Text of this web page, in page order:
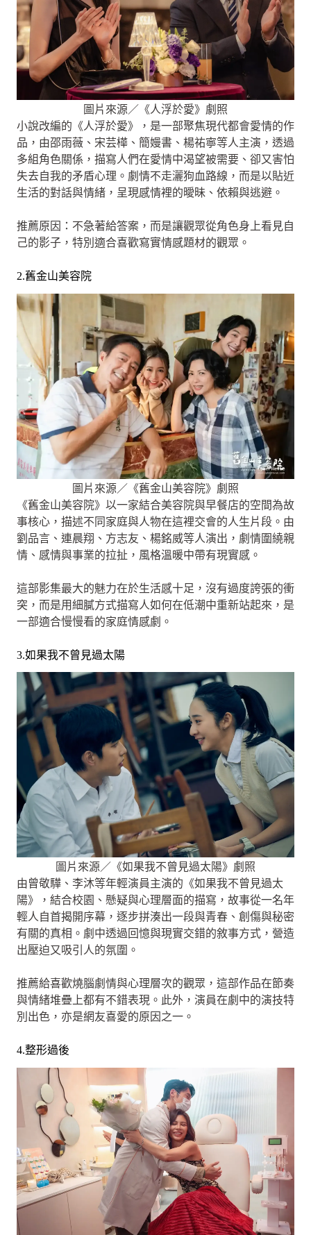
圖片來源／《人浮於愛》劇照
小說改編的《人浮於愛》，是一部聚焦現代都會愛情的作
品，由邵雨薇、宋芸樺、簡嫚書、楊祐寧等人主演，透過
多組角色關係，描寫人們在愛情中渴望被需要、卻又害怕
失去自我的矛盾心理。劇情不走灑狗血路線，而是以貼近
生活的對話與情緒，呈現感情裡的曖昧、依賴與逃避。
推薦原因：不急著給答案，而是讓觀眾從角色身上看見自
己的影子，特別適合喜歡寫實情感題材的觀眾。
2.舊金山美容院
圖片來源／《舊金山美容院》劇照
《舊金山美容院》以一家結合美容院與早餐店的空間為故
事核心，描述不同家庭與人物在這裡交會的人生片段。由
劉品言、連晨翔、方志友、楊銘威等人演出，劇情圍繞親
情、感情與事業的拉扯，風格溫暖中帶有現實感。
這部影集最大的魅力在於生活感十足，沒有過度誇張的衝
突，而是用細膩方式描寫人如何在低潮中重新站起來，是
一部適合慢慢看的家庭情感劇。
3.如果我不曾見過太陽
圖片來源／《如果我不曾見過太陽》劇照
由曾敬驊、李沐等年輕演員主演的《如果我不曾見過太
陽》，結合校園、懸疑與心理層面的描寫，故事從一名年
輕人自首揭開序幕，逐步拼湊出一段與青春、創傷與秘密
有關的真相。劇中透過回憶與現實交錯的敘事方式，營造
出壓迫又吸引人的氛圍。
推薦給喜歡燒腦劇情與心理層次的觀眾，這部作品在節奏
與情緒堆疊上都有不錯表現。此外，演員在劇中的演技特
別出色，亦是網友喜愛的原因之一。
4.整形過後